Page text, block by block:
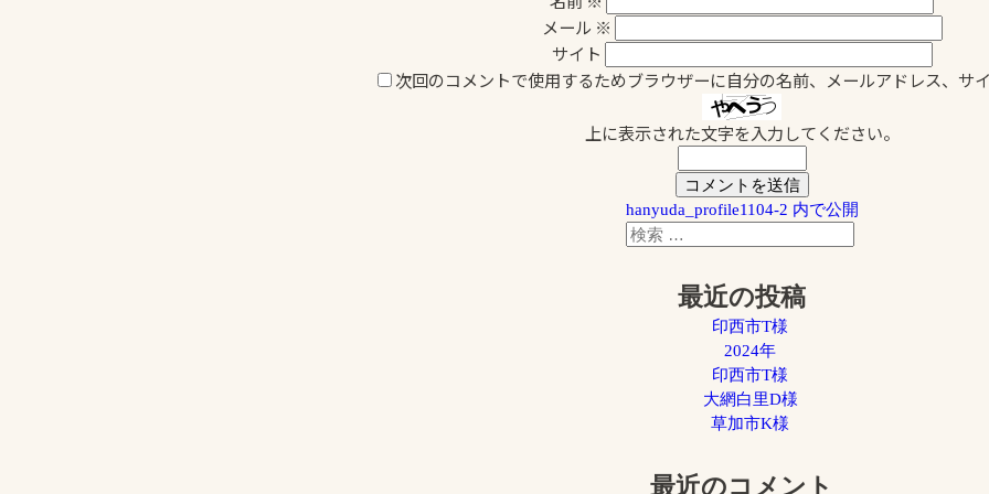
メール ※
サイト
次回のコメントで使用するためブラウザーに自分の名前、メールアドレス、サ
上に表示された文字を入力してください。
hanyuda_profile1104-2 内で公開
検
最近の投稿
印西市T様
2024年
印西市T様
大網白里D様
草加市K様
最近のコメント